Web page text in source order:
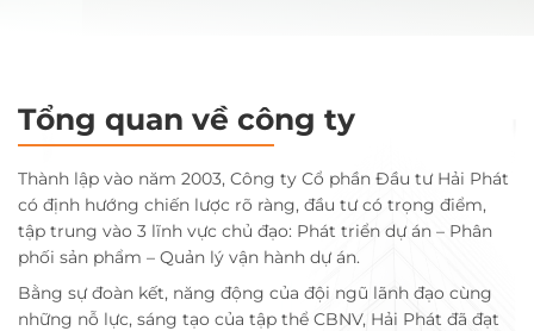
Tổng quan về công ty
Thành lập vào năm 2003, Công ty Cổ phần Đầu tư Hải Phát
có định hướng chiến lược rõ ràng, đầu tư có trọng điểm,
tập trung vào 3 lĩnh vực chủ đạo: Phát triển dự án – Phân
phối sản phẩm – Quản lý vận hành dự án.
Bằng sự đoàn kết, năng động của đội ngũ lãnh đạo cùng
những nỗ lực, sáng tạo của tập thể CBNV, Hải Phát đã đạt